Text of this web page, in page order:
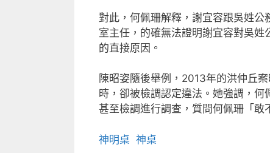
對此，何佩珊解釋，謝宜容跟吳姓
室主任，的確無法證明謝宜容對吳
的直接原因。
陳昭姿隨後舉例，2013年的洪仲丘
時，卻被檢調認定違法。她強調，
甚至檢調進行調查，質問何佩珊「敢
神明桌 神桌